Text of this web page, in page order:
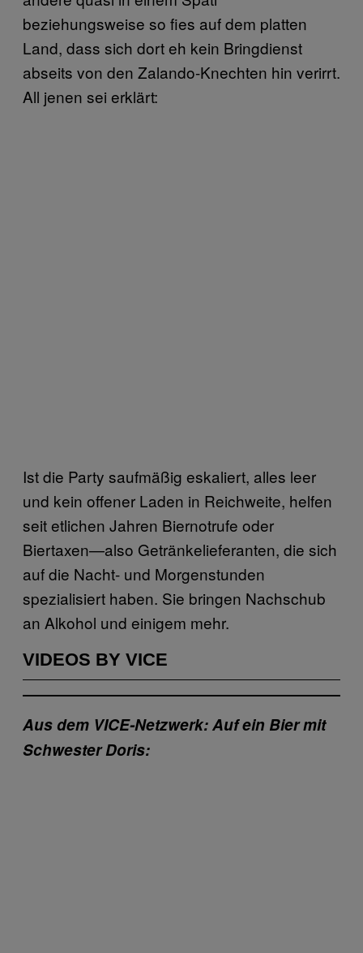
beziehungsweise so fies auf dem platten
Land, dass sich dort eh kein Bringdienst
abseits von den Zalando-Knechten hin verirrt.
All jenen sei erklärt:
Ist die Party saufmäßig eskaliert, alles leer
und kein offener Laden in Reichweite, helfen
seit etlichen Jahren Biernotrufe oder
Biertaxen—also Getränkelieferanten, die sich
auf die Nacht- und Morgenstunden
spezialisiert haben. Sie bringen Nachschub
an Alkohol und einigem mehr.
VIDEOS BY VICE
Aus dem VICE-Netzwerk: Auf ein Bier mit
Schwester Doris: